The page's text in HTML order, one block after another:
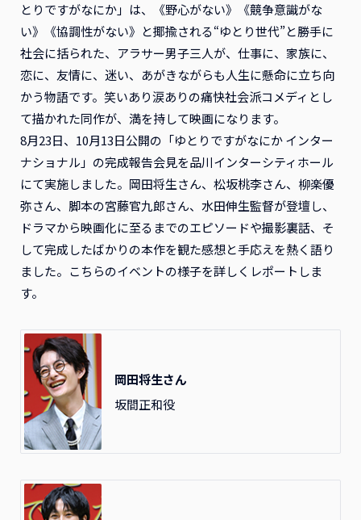
とりですがなにか」は、《野心がない》《競争意識がな
い》《協調性がない》と揶揄される“ゆとり世代”と勝手に
社会に括られた、アラサー男子三人が、仕事に、家族に、
恋に、友情に、迷い、あがきながらも人生に懸命に立ち向
かう物語です。笑いあり涙ありの痛快社会派コメディとし
て描かれた同作が、満を持して映画になります。
8月23日、10月13日公開の「ゆとりですがなにか インター
ナショナル」の完成報告会見を品川インターシティホール
にて実施しました。岡田将生さん、松坂桃李さん、柳楽優
弥さん、脚本の宮藤官九郎さん、水田伸生監督が登壇し、
ドラマから映画化に至るまでのエピソードや撮影裏話、そ
して完成したばかりの本作を観た感想と手応えを熱く語り
ました。こちらのイベントの様子を詳しくレポートしま
す。
岡田将生さん
坂間正和役